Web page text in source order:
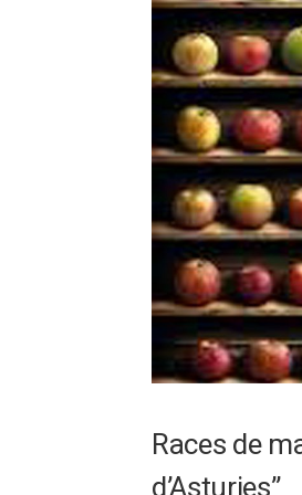
Races de
d’Asturies”